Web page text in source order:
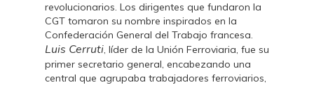
revolucionarios. Los dirigentes que fundaron la
CGT tomaron su nombre inspirados en la
Confederación General del Trabajo francesa.
Luis Cerruti, líder de la Unión Ferroviaria, fue su
primer secretario general, encabezando una
central que agrupaba trabajadores ferroviarios,